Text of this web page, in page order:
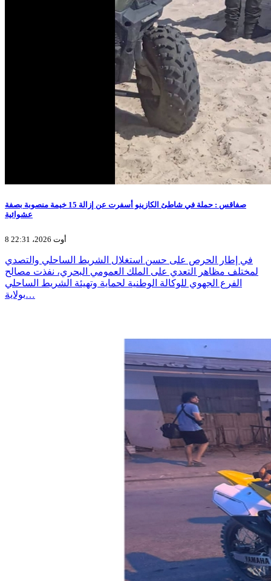
صفاقس : حملة في شاطئ الكازينو أسفرت عن إزالة 15 خيمة منصوبة بصفة
عشوائية
8 أوت 2026، 22:31
في إطار الحرص على حسن استغلال الشريط الساحلي والتصدي
لمختلف مظاهر التعدي على الملك العمومي البحري، نفذت مصالح
الفرع الجهوي للوكالة الوطنية لحماية وتهيئة الشريط الساحلي
بولاية…